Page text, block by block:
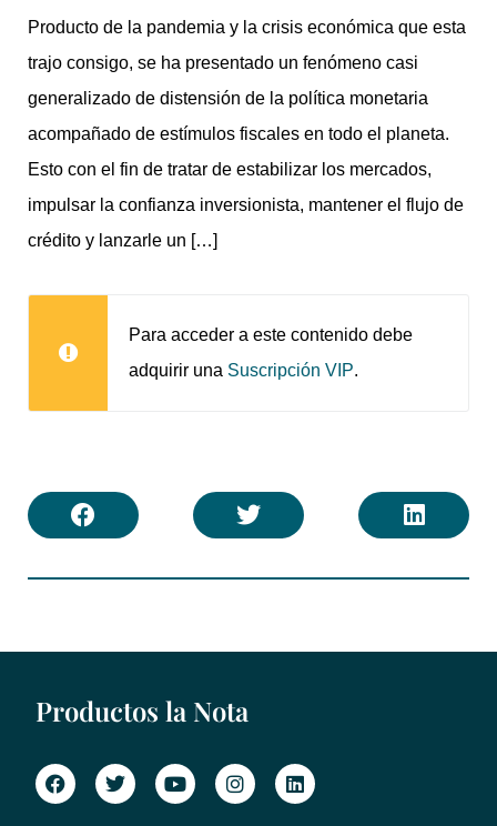
Producto de la pandemia y la crisis económica que esta
trajo consigo, se ha presentado un fenómeno casi
generalizado de distensión de la política monetaria
acompañado de estímulos fiscales en todo el planeta.
Esto con el fin de tratar de estabilizar los mercados,
impulsar la confianza inversionista, mantener el flujo de
crédito y lanzarle un […]
Para acceder a este contenido debe
adquirir una Suscripción VIP.
Productos la Nota